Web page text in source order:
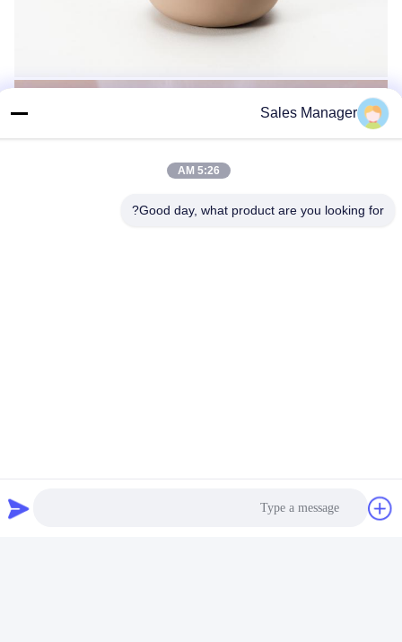
Sales Manager
5:26 AM
Good day, what product are you looking for?